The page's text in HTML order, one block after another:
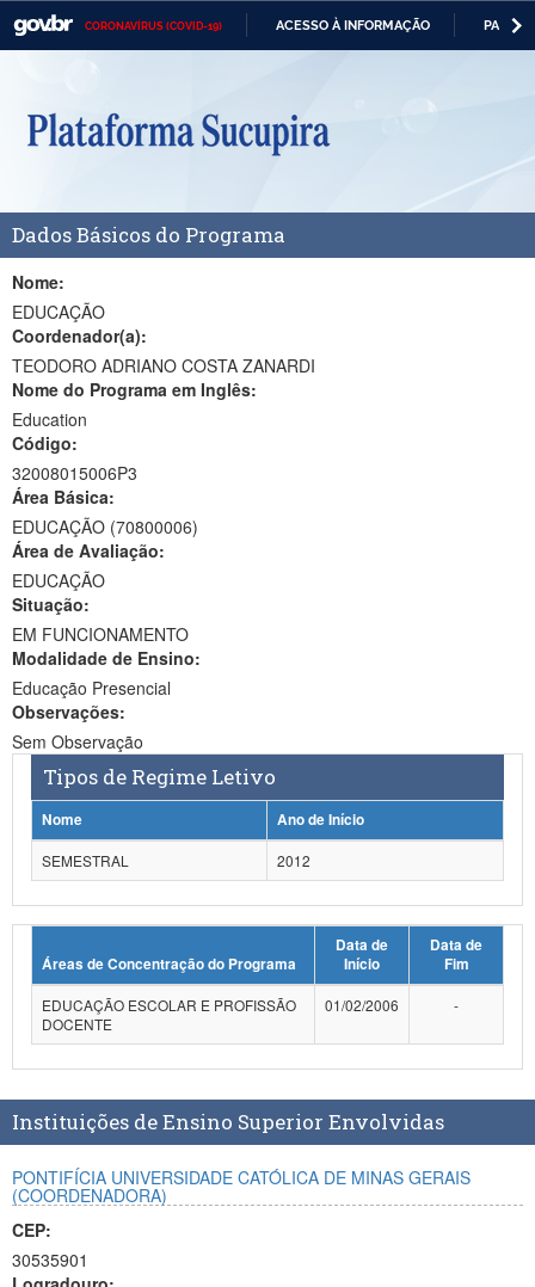
CORONAVÍRUS (COVID-19) ACESSO À INFORMAÇÃO
Casa Civil
Ministério da Defesa
Ministério da Economia
Ministério da Infraestrutura
Ministério da Agricultura, Pecuária e Abastecimento
Ministério da Educação
Ministério da Cidadania
Ministério da Saúde
Ministério de Minas e Energia
Ministério da Ciência, Tecnologia, Inovações e Comunicações
Ministério do Meio Ambiente
Ministério do Turismo
Ministério do Desenvolvimento Regional
Controladoria-Geral da União
Ministério da Mulher, da Família e dos Direitos Humanos
Banco Central do Brasil
Dados Básicos do Programa
Nome:
EDUCAÇÃO
Coordenador(a):
TEODORO ADRIANO COSTA ZANARDI
Nome do Programa em Inglês:
Education
Código:
32008015006P3
Área Básica:
EDUCAÇÃO (70800006)
Área de Avaliação:
EDUCAÇÃO
Situação:
EM FUNCIONAMENTO
Modalidade de Ensino:
Educação Presencial
Observações:
Sem Observação
Tipos de Regime Letivo
Nome
Ano de Início
SEMESTRAL
2012
Áreas de Concentração do Programa
Data de
Início
Data de
Fim
EDUCAÇÃO ESCOLAR E PROFISSÃO
DOCENTE
01/02/2006 -
Instituições de Ensino Superior Envolvidas
PONTIFÍCIA UNIVERSIDADE CATÓLICA DE MINAS GERAIS
(COORDENADORA)
CEP:
30535901